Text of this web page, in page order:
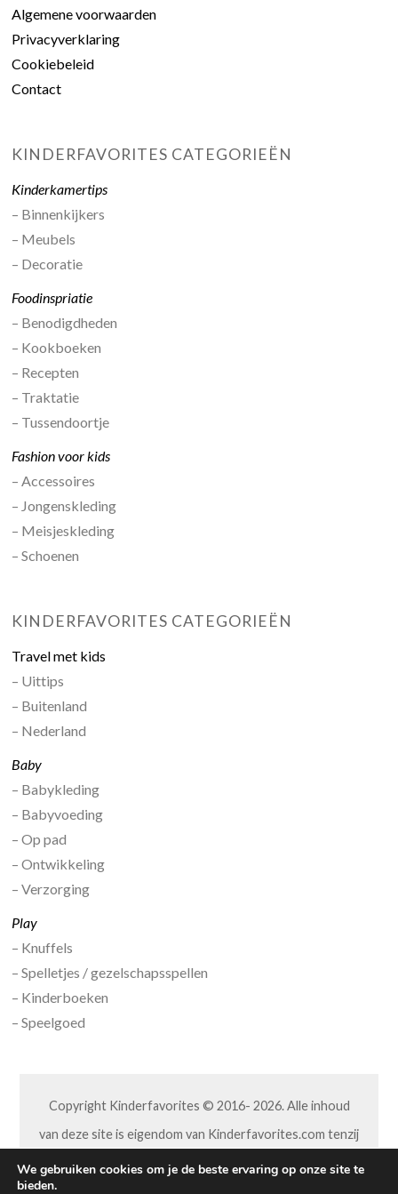
Algemene voorwaarden
Privacyverklaring
Cookiebeleid
Contact
KINDERFAVORITES CATEGORIEËN
Kinderkamertips
– Binnenkijkers
– Meubels
– Decoratie
Foodinspriatie
– Benodigdheden
– Kookboeken
– Recepten
– Traktatie
– Tussendoortje
Fashion voor kids
– Accessoires
– Jongenskleding
– Meisjeskleding
– Schoenen
KINDERFAVORITES CATEGORIEËN
Travel met kids
– Uittips
– Buitenland
– Nederland
Baby
– Babykleding
– Babyvoeding
– Op pad
– Ontwikkeling
– Verzorging
Play
– Knuffels
– Spelletjes / gezelschapsspellen
– Kinderboeken
– Speelgoed
Copyright Kinderfavorites © 2016- 2026. Alle inhoud
van deze site is eigendom van Kinderfavorites.com tenzij
anders aangegeven. Niets van deze site mag op welke
We gebruiken cookies om je de beste ervaring op onze site te
bieden.